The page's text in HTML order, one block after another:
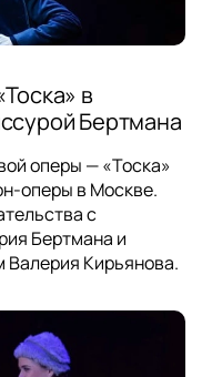
в
Бертмана
оперы — «Тоска»
оперы в Москве.
с
Бертмана и
Кирьянова.